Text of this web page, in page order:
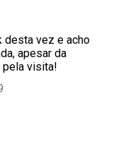
desta vez e acho
apesar da
pela visita!